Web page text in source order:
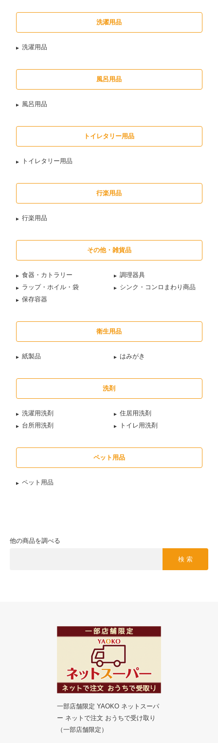
洗濯用品
洗濯用品
風呂用品
風呂用品
トイレタリー用品
トイレタリー用品
行楽用品
行楽用品
その他・雑貨品
食器・カトラリー
調理器具
ラップ・ホイル・袋
シンク・コンロまわり商品
保存容器
衛生用品
紙製品 はみがき
洗剤
洗濯用洗剤
住居用洗剤
台所用洗剤
トイレ用洗剤
ペット用品
ペット用品
他の商品を調べる
検 索
一部店舗限定 YAOKO ネットスーパ
ー ネットで注文 おうちで受け取り
（一部店舗限定）